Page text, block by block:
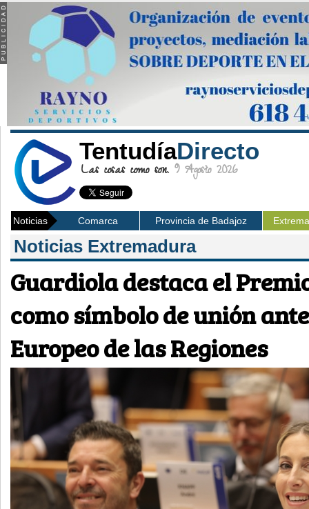
TentudíaDirecto
Las cosas como son. 9 Agosto 2026
Noticias Comarca Provincia de Badajoz
Noticias Extremadura
Guardiola destaca el
como símbolo de unión
Europeo de las Regiones